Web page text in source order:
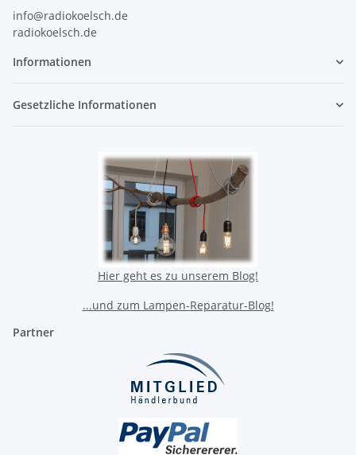
info@radiokoelsch.de
radiokoelsch.de
Informationen
Gesetzliche Informationen
Hier geht es zu unserem Blog!
...und zum Lampen-Reparatur-Blog!
Partner